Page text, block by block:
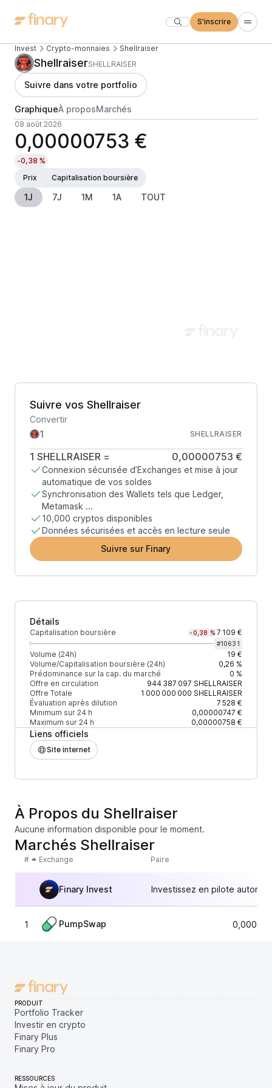
S'inscrire
Invest Crypto-monnaies Shellraiser
ShellraiserSHELLRAISER
Suivre dans votre portfolio
GraphiqueÀ proposMarchés
08 août 2026
0,00000753 €
-0,38 %
Prix
Capitalisation boursière
1J 7J 1M 1A TOUT
Suivre vos Shellraiser
Convertir
SHELLRAISER
1 SHELLRAISER = 0,00000753 €
Connexion sécurisée d’Exchanges et mise à jour
automatique de vos soldes
Synchronisation des Wallets tels que Ledger,
Metamask ...
10,000 cryptos disponibles
Données sécurisées et accès en lecture seule
Suivre sur Finary
Détails
Capitalisation boursière -0,38 % 7 109 €
#10631
Volume (24h)
19 €
Volume/Capitalisation boursière (24h)
0,26 %
Prédominance sur la cap. du marché
0 %
Offre en circulation
944 387 097 SHELLRAISER
Offre Totale
1 000 000 000 SHELLRAISER
Évaluation après dilution
7 528 €
Minimum sur 24 h
0,00000747 €
Maximum sur 24 h
0,00000758 €
Liens officiels
Site internet
À Propos du Shellraiser
Aucune information disponible pour le moment.
Marchés Shellraiser
# Exchange Paire
Finary Invest Investissez en pilote
1 PumpSwap
PRODUIT
Portfolio Tracker
Investir en crypto
Finary Plus
Finary Pro
RESSOURCES